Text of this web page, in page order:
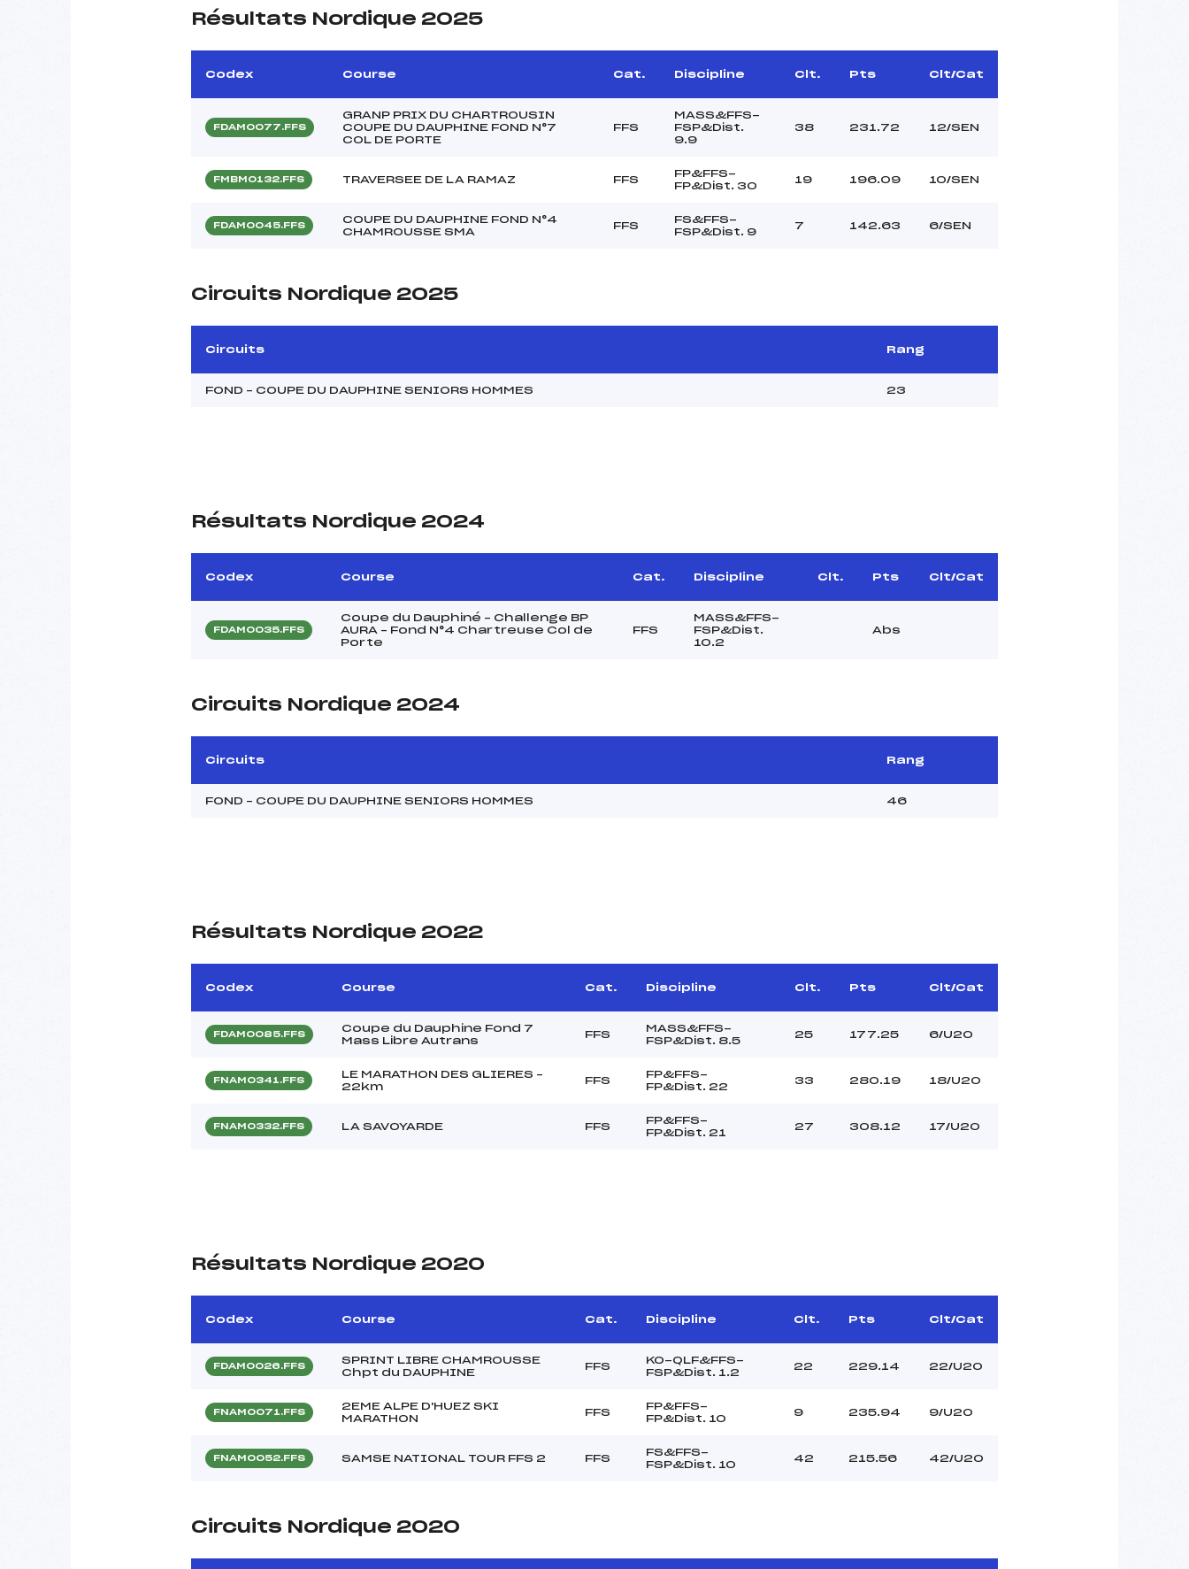
Résultats Nordique 2025
Codex Course Cat. Discipline Clt. Pts Clt/Cat
FDAM0077.FFS
GRANP PRIX DU CHARTROUSIN
COUPE DU DAUPHINE FOND N°7
COL DE PORTE
FFS
MASS&FFS-
FSP&Dist.
9.9
38 231.72 12/SEN
FMBM0132.FFS TRAVERSEE DE LA RAMAZ FFS
FP&FFS-
FP&Dist. 30
19 196.09 10/SEN
FDAM0045.FFS
COUPE DU DAUPHINE FOND N°4
CHAMROUSSE SMA
FFS
FS&FFS-
FSP&Dist. 9
7 142.63 6/SEN
Circuits Nordique 2025
Circuits Rang
FOND – COUPE DU DAUPHINE SENIORS HOMMES 23
Résultats Nordique 2024
Codex Course Cat. Discipline Clt. Pts Clt/Cat
FDAM0035.FFS
Coupe du Dauphiné – Challenge BP
AURA – Fond N°4 Chartreuse Col de
Porte
FFS
MASS&FFS-
FSP&Dist.
10.2
Abs
Circuits Nordique 2024
Circuits Rang
FOND – COUPE DU DAUPHINE SENIORS HOMMES 46
Résultats Nordique 2022
Codex Course Cat. Discipline Clt. Pts Clt/Cat
FDAM0085.FFS
Coupe du Dauphine Fond 7
Mass Libre Autrans
FFS
MASS&FFS-
FSP&Dist. 8.5
25 177.25 6/U20
FNAM0341.FFS
LE MARATHON DES GLIERES –
22km
FFS
FP&FFS-
FP&Dist. 22
33 280.19 18/U20
FNAM0332.FFS LA SAVOYARDE FFS
FP&FFS-
FP&Dist. 21
27 308.12 17/U20
Résultats Nordique 2020
Codex Course Cat. Discipline Clt. Pts Clt/Cat
FDAM0026.FFS
SPRINT LIBRE CHAMROUSSE
Chpt du DAUPHINE
FFS
KO-QLF&FFS-
FSP&Dist. 1.2
22 229.14 22/U20
FNAM0071.FFS
2EME ALPE D'HUEZ SKI
MARATHON
FFS
FP&FFS-
FP&Dist. 10
9 235.94 9/U20
FNAM0052.FFS SAMSE NATIONAL TOUR FFS 2 FFS
FS&FFS-
FSP&Dist. 10
42 215.56 42/U20
Circuits Nordique 2020